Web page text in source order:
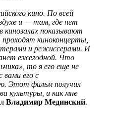
кино. По всей
и — там, где нет
показывают
киноконцерты,
и режиссерами. И
ежегодной. Что
то я его еще не
вами его с
Этот фильм получил
культуры, и как мне
Владимир Мединский.